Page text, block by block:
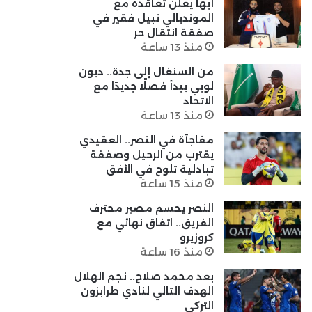
أبها يعلن تعاقده مع
المونديالي نبيل فقير في
صفقة انتقال حر
منذ 13 ساعة
من السنغال إلى جدة.. ديون
لوبي يبدأ فصلًا جديدًا مع
الاتحاد
منذ 13 ساعة
مفاجأة في النصر.. العقيدي
يقترب من الرحيل وصفقة
تبادلية تلوح في الأفق
منذ 15 ساعة
النصر يحسم مصير محترف
الفريق.. اتفاق نهائي مع
كروزيرو
منذ 16 ساعة
بعد محمد صلاح.. نجم الهلال
الهدف التالي لنادي طرابزون
التركي